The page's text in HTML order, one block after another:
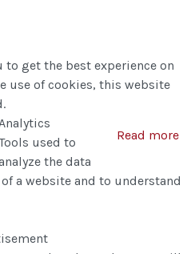
to get the best experience on
use of cookies, this website
Read more
Analytics
used to
the data
a website and to understand